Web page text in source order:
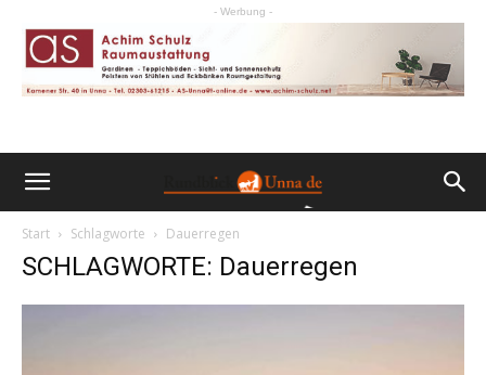
- Werbung -
Start Schlagworte Dauerregen
SCHLAGWORTE: Dauerregen